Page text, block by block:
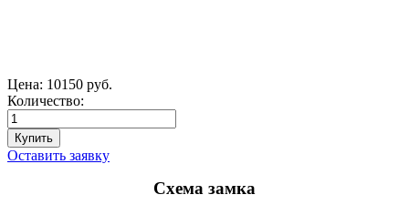
Цена: 10150 руб.
Количество:
Оставить заявку
Схема замка